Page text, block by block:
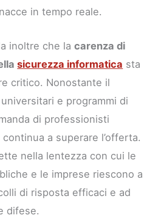
in tempo reale.
inoltre che lacarenza di
sicurezza informatica sta
critico. Nonostante il
e programmi di
di professionisti
a superare l’offerta.
nella lentezza con cui le
e le imprese riescono a
di risposta efficaci e ad
difese.